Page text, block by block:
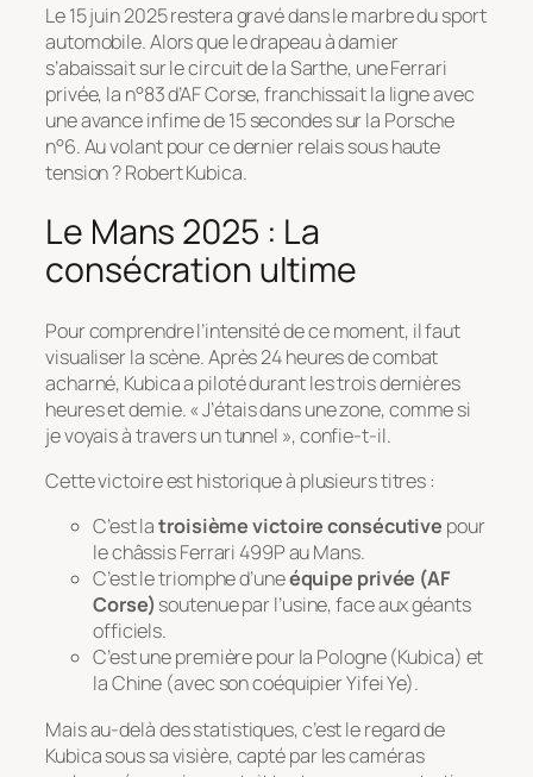
Le 15 juin 2025 restera gravé dans le marbre du sport
automobile. Alors que le drapeau à damier
s’abaissait sur le circuit de la Sarthe, une Ferrari
privée, la n°83 d’AF Corse, franchissait la ligne avec
une avance infime de 15 secondes sur la Porsche
n°6. Au volant pour ce dernier relais sous haute
tension ? Robert Kubica.
Le Mans 2025 : La
consécration ultime
Pour comprendre l’intensité de ce moment, il faut
visualiser la scène. Après 24 heures de combat
acharné, Kubica a piloté durant les trois dernières
heures et demie.« J’étais dans une zone, comme si
je voyais à travers un tunnel », confie-t-il.
Cette victoire est historique à plusieurs titres :
C’est latroisième victoire consécutive pour
le châssis Ferrari 499P au Mans.
C’est le triomphe d’uneéquipe privée (AF
Corse) soutenue par l’usine, face aux géants
officiels.
C’est une première pour la Pologne (Kubica) et
la Chine (avec son coéquipier Yifei Ye).
Mais au-delà des statistiques, c’est le regard de
Kubica sous sa visière, capté par les caméras